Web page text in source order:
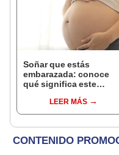
Soñar que estás
embarazada: conoce
qué significa este
LEER MÁS